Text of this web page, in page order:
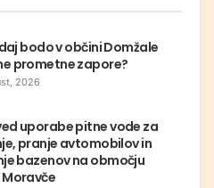
bodo v občini Domžale
prometne zapore?
2026
uporabe pitne vode za
pranje avtomobilov in
bazenov na območju